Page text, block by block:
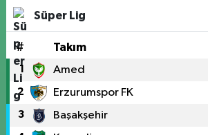
Süper Lig
# Takım
1 Amed
2 Erzurumspor FK
3 Başakşehir